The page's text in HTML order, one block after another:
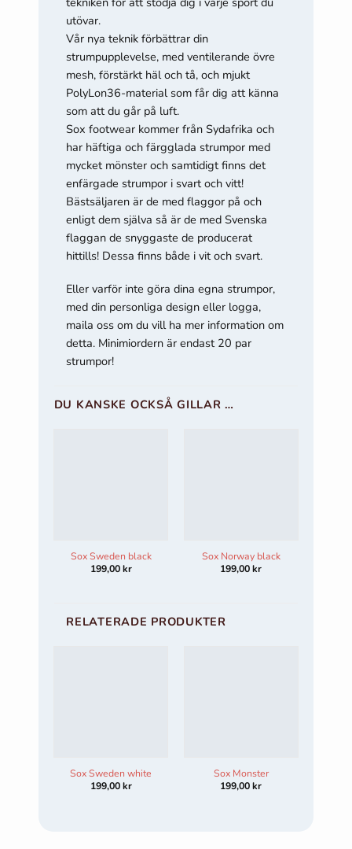
utövar.
Vår nya teknik förbättrar din
strumpupplevelse, med ventilerande övre
mesh, förstärkt häl och tå, och mjukt
PolyLon36-material som får dig att känna
som att du går på luft.
Sox footwear kommer från Sydafrika och
har häftiga och färgglada strumpor med
mycket mönster och samtidigt finns det
enfärgade strumpor i svart och vitt!
Bästsäljaren är de med flaggor på och
enligt dem själva så är de med Svenska
flaggan de snyggaste de producerat
hittills! Dessa finns både i vit och svart.
Eller varför inte göra dina egna strumpor,
med din personliga design eller logga,
maila oss om du vill ha mer information om
detta. Minimiordern är endast 20 par
strumpor!
DU KANSKE OCKSÅ GILLAR …
Sox Sweden black
199,00kr
Sox Norway black
199,00kr
RELATERADE PRODUKTER
Sox Sweden white
199,00kr
Sox Monster
199,00kr